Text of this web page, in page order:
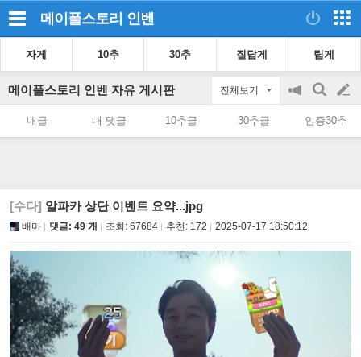
메이플스토리 인벤
자게 10추 30추 질답게 팁게
메이플스토리 인벤 자유 게시판 전체보기
공
on/off
검
색
글
쓰
내글 내 댓글 10추글 30추글 인증30추
[수다] 알파카 상단 이벤트 요약...jpg
배마 댓글: 49 개 조회: 67684 추천: 172 2025-07-17 18:50:12